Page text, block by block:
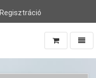
Regisztráció